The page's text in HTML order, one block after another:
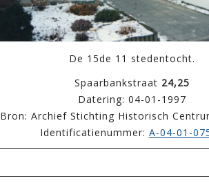
De 15de 11 stedentocht.
Spaarbankstraat 24,25
Datering: 04-01-1997
Bron: Archief Stichting Historisch
Identificatienummer: A-04-01-